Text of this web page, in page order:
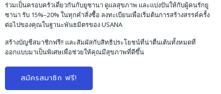
ร่วมเป็นครอบครัวเดี่ยวกันกับยูซานา ดูแลสุขภาพ และแบ่งปันให้กับผู้คนรักยู
ซานา รับ 15%–20% ในทุกคำสั่งซื้อ ลงทะเบียนเพื่อเริ่มต้นการสร้างสรรค์ครั้ง
ต่อไปของคุณในฐานะพันธมิตรของ USANA
สร้างบัญชีสมาชิกฟรี!! และสัมผัสกับสิทธิประโยชน์ที่น่าตื่นเต้นทั้งหมดที่
ออกแบบมาเป็นพิเศษเพื่อช่วยให้คุณมีสุขภาพที่ดีขึ้น
สมัครสมาชิก ฟรี!